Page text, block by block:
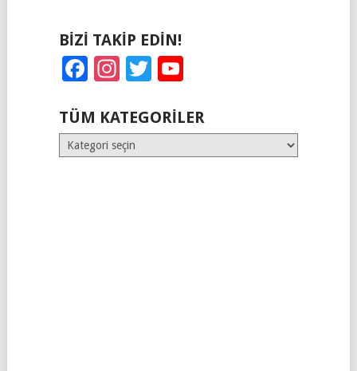
BIZI TAKIP EDIN!
Facebook
Instagram
Twitter
TÜM KATEGORILER
Tüm
Kategoriler